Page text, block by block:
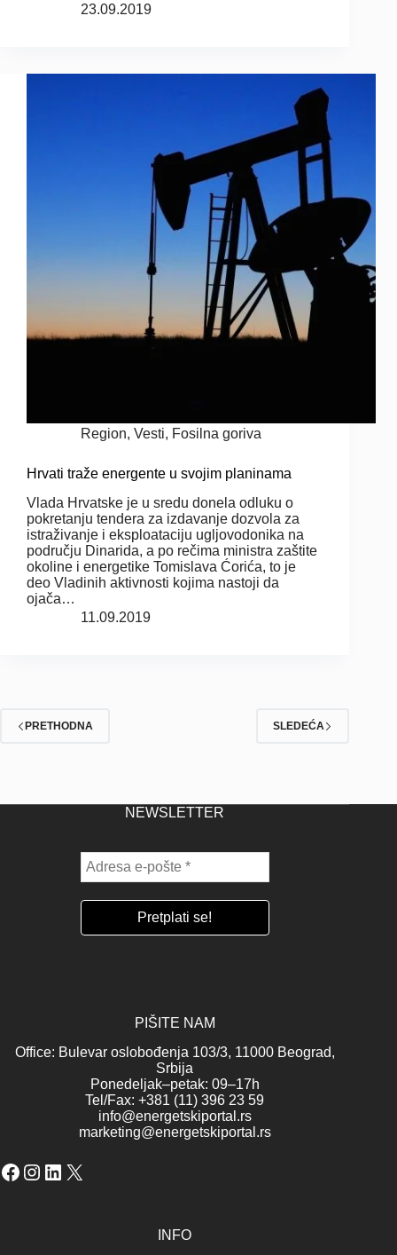
23.09.2019
Region, Vesti, Fosilna goriva
Hrvati traže energente u svojim planinama
Vlada Hrvatske je u sredu donela odluku o
pokretanju tendera za izdavanje dozvola za
istraživanje i eksploataciju ugljovodonika na
području Dinarida, a po rečima ministra zaštite
okoline i energetike Tomislava Ćorića, to je
deo Vladinih aktivnosti kojima nastoji da
ojača…
11.09.2019
PRETHODNA SLEDEĆA
NEWSLETTER
PIŠITE NAM
Office: Bulevar oslobođenja 103/3, 11000 Beograd,
Srbija
Ponedeljak–petak: 09–17h
Tel/Fax: +381 (11) 396 23 59
info@energetskiportal.rs
marketing@energetskiportal.rs
Facebook
Instagram
LinkedIn
X
INFO